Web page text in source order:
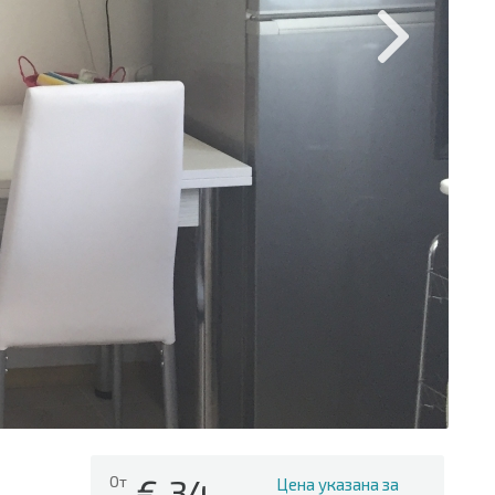
От
Цена указана за